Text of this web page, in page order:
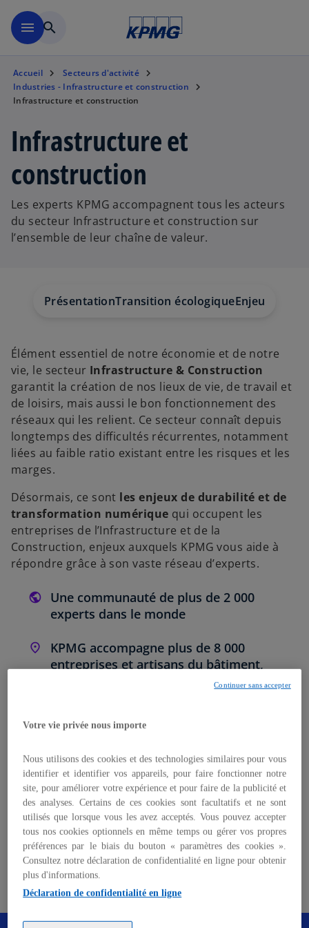
menu search
Accueil
Secteurs d'activité
Industries - Infrastructure et construction
Infrastructure et construction
Infrastructure et
construction
Les experts KPMG accompagnent tous les acteurs
du secteur Infrastructure et construction sur
l’ensemble de leur chaîne de valeur.
PrésentationTransition écologiqueEnjeux
Élément essentiel de notre économie et de notre
vie, le secteur Infrastructure & Construction
garantit la création de nos lieux de vie, de travail et
de loisirs, mais aussi le bon fonctionnement des
réseaux qui les relient. Ce secteur connaît depuis
longtemps des difficultés récurrentes, notamment
liées au faible ratio existant entre les risques et les
marges.
Désormais, ce sont les enjeux de durabilité et de
transformation numérique qui occupent les
entreprises de l’Infrastructure et de la
Construction, enjeux auxquels KPMG vous aide à
répondre grâce à son vaste réseau d’experts.
Une communauté de plus de 2 000
experts dans le monde
KPMG accompagne plus de 8 000
entreprises et artisans du bâtiment,
Laurent des Places
KPMG en France
s
’
o
u
v
r
e
Boris Tellier
Associé, Responsable du secteur
Infrastructure et Construction
KPMG en France
s
o
Votre vie privée nous importe
Nous utilisons des cookies et des technologies similaires pour vous
identifier et identifier vos appareils, pour faire fonctionner notre
site, pour améliorer votre expérience et pour faire de la publicité et
des analyses. Certains de ces cookies sont facultatifs et ne sont
utilisés que lorsque vous les avez acceptés. Vous pouvez accepter
tous nos cookies optionnels en même temps ou gérer vos propres
préférences par le biais du bouton « paramètres des cookies ».
Consultez notre déclaration de confidentialité en ligne pour obtenir
plus d'informations.
Déclaration de confidentialité en ligne
Continuer sans accepter